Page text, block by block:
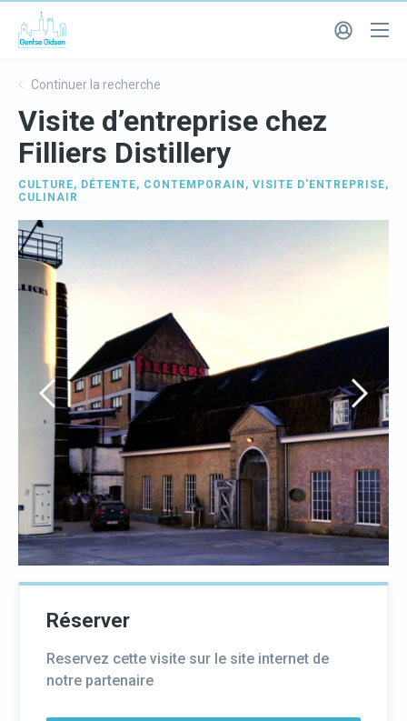
Continuer la recherche
Visite d’entreprise chez
Filliers Distillery
CULTURE, DÉTENTE, CONTEMPORAIN , VISITE D'ENTREPRISE,
CULINAIR
Réserver
Reservez cette visite sur le site internet de
notre partenaire